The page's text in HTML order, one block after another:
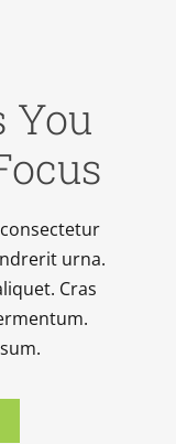
You
urna.
Cras